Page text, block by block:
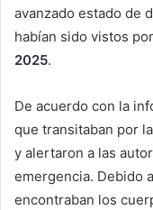
avanzado estado de
habían sido vistos
2025.
De acuerdo con la
que transitaban por
y alertaron a las
emergencia. Debido
encontraban los